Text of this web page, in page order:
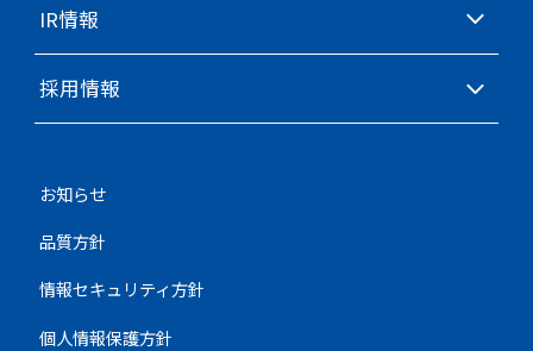
IR情報
採用情報
お知らせ
品質方針
情報セキュリティ方針
個人情報保護方針